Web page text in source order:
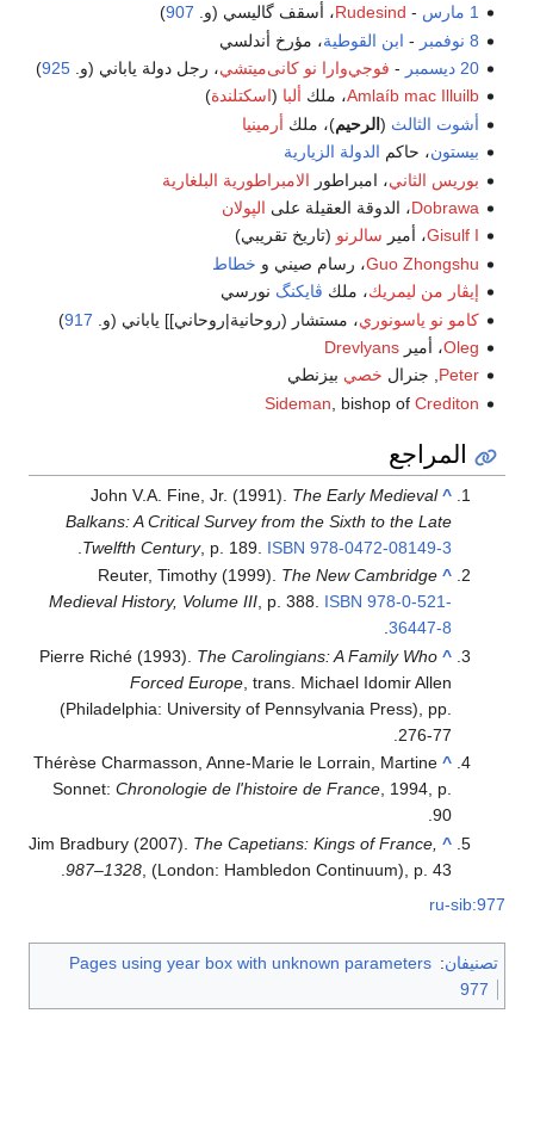
1 مارس -
Rudesind، أسقف گاليسي (و. 907
)
8 نوفمبر
- ابن القوطية، مؤرخ أندلسي
20 ديسمبر
- فوجي‌وارا نو كانى‌ميتشي، رجل دولة ياباني (و.925
)
Amlaíb mac Illuilb، ملك ألبا (اسكتلندة)
أشوت الثالث ( الرحيم)، ملك أرمينيا
بيستون، حاكم الدولة الزيارية
بوريس الثاني، امبراطور الامبراطورية البلغارية
Dobrawa، الدوقة العقيلة على الپولان
Gisulf I، أمير سالرنو (تاريخ تقريبي)
Guo Zhongshu، رسام صيني و خطاط
إيڤار من ليمريك، ملك ڤايكنگ نورسي
كامو نو ياسونوري، مستشار (روحانية|روحاني]] ياباني (و. 917
)
Oleg، أميرDrevlyans
Peter, جنرال خصي بيزنطي
Sideman , bishop of Crediton
المراجع
^
John V.A. Fine, Jr. (1991). The Early Medieval
Balkans: A Critical Survey from the Sixth to the Late
Twelfth Century, p. 189. ISBN 978-0472-08149-3
^
Reuter, Timothy (1999). The New Cambridge
Medieval History, Volume III, p. 388. ISBN 978-0-521-
36447-8
.
^
Pierre Riché (1993). The Carolingians: A Family Who
Forced Europe , trans. Michael Idomir Allen
(Philadelphia: University of Pennsylvania Press), pp.
276-77.
^
Thérèse Charmasson, Anne-Marie le Lorrain, Martine
Sonnet:Chronologie de l'histoire de France , 1994, p.
90.
^
Jim Bradbury (2007). The Capetians: Kings of France,
987–1328 , (London: Hambledon Continuum), p. 43.
ru-sib:977
تصنيفان:
Pages using year box with unknown parameters
977